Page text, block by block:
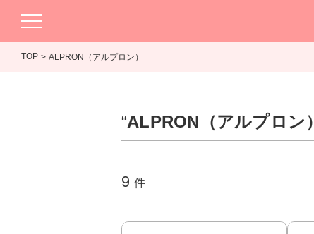
TOP ALPRON（アルプロン）
“ALPRON（アルプロン）
9 件